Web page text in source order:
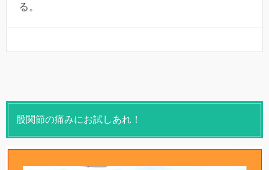
る。
股関節の痛みにお試しあれ！